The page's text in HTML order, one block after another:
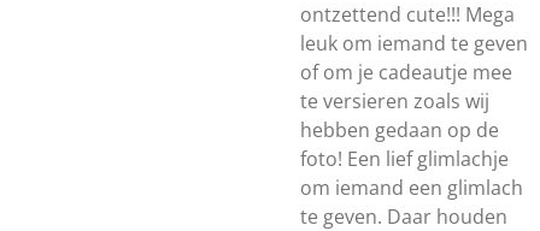
ontzettend cute!!! Mega
leuk om iemand te geven
of om je cadeautje mee
te versieren zoals wij
hebben gedaan op de
foto! Een lief glimlachje
om iemand een glimlach
te geven. Daar houden